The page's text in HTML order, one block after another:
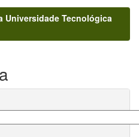
Tecnológica